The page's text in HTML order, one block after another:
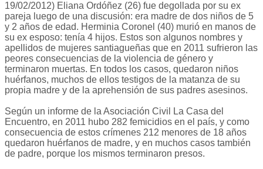
19/02/2012) Eliana Ordóñez (26) fue degollada por su ex
pareja luego de una discusión: era madre de dos niños de 5
y 2 años de edad. Herminia Coronel (40) murió en manos de
su ex esposo: tenía 4 hijos. Estos son algunos nombres y
apellidos de mujeres santiagueñas que en 2011 sufrieron las
peores consecuencias de la violencia de género y
terminaron muertas. En todos los casos, quedaron niños
huérfanos, muchos de ellos testigos de la matanza de su
propia madre y de la aprehensión de sus padres asesinos.
Según un informe de la Asociación Civil La Casa del
Encuentro, en 2011 hubo 282 femicidios en el país, y como
consecuencia de estos crímenes 212 menores de 18 años
quedaron huérfanos de madre, y en muchos casos también
de padre, porque los mismos terminaron presos.